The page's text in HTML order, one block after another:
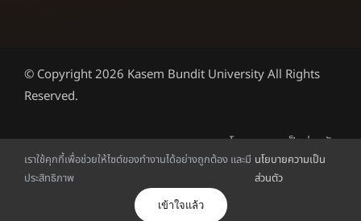
© Copyright 2026 Kasem Bundit University All Rights
Reserved.
นโยบายความเป็นส่วนตัว
เราใช้คุกกี้เพื่อช่วยให้ไซต์ของทำงานได้อย่างถูกต้อง และมี
ประสิทธิภาพ
นโยบายความเป็น
ส่วนตัว
เข้าใจแล้ว
ไทย